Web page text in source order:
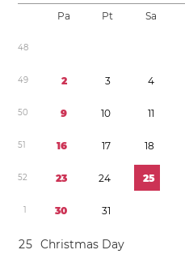
Pa Pt Sa
48
49 2 3 4
50 9 10 11
51 16 17 18
52 23 24 25
1 30 31
25 Christmas Day